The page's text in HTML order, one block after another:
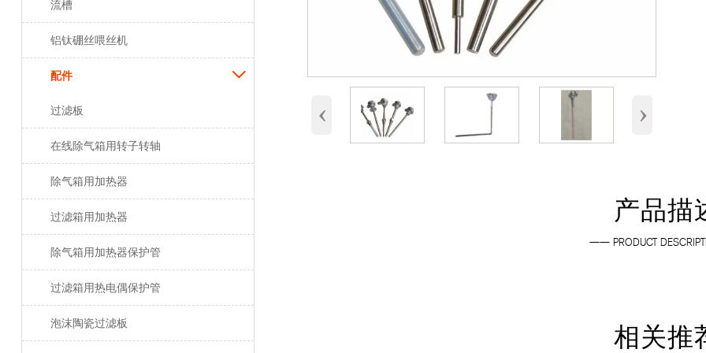
流槽
铝钛硼丝喂丝机
配件 
过滤板
在线除气箱用转子转轴
除气箱用加热器
过滤箱用加热器
除气箱用加热器保护管
过滤箱用热电偶保护管
泡沫陶瓷过滤板
‹ ›
产品描
—— PRODUCT
相关推